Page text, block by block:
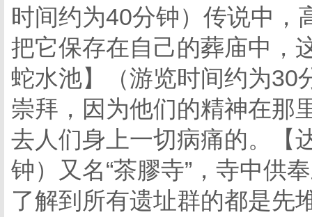
时间约为40分钟）传说中，
把它保存在自己的葬庙中，
蛇水池】（游览时间约为30
崇拜，因为他们的精神在那
去人们身上一切病痛的。【
钟）又名“茶膠寺”，寺中供
了解到所有遗址群的都是先